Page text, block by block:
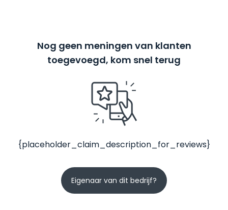
Nog geen meningen van klanten
toegevoegd, kom snel terug
{placeholder_claim_description_for_reviews}
Eigenaar van dit bedrijf?